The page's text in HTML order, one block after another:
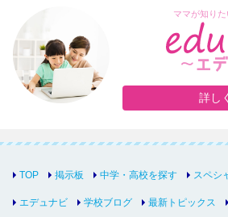
ママが知り
詳し
TOP 掲示板 中学・高校を探す スペシ
エデュナビ 学校ブログ 最新トピックス